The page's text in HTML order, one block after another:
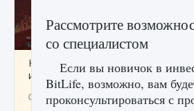
Как приручить существ джунглей
игре Creatures of Ava
9 августа 2024 1 218
Рассмотрите
со специалистом
Если вы новичок в
BitLife, возможно, вам
проконсультироваться с